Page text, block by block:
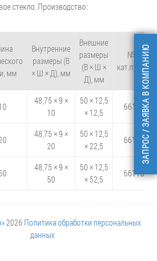
стекло. Производство:
мм
Внутренние
размеры (В
× Ш × Д), мм
Внешние
размеры
(В × Ш ×
Д), мм
№ по
кат.произв.
48,75 × 9 ×
10
50 × 12,5
× 12,5
661134
48,75 × 9 ×
20
50 × 12,5
× 22,5
661144
48,75 × 9 ×
50
50 × 12,5
× 52,5
661164
2026 Политика обработки персональных
данных
ЗАПРОС / ЗАЯВКА В КОМПАНИЮ